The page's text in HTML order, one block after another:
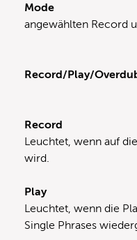
Mode
angewählten Record
Record/Play/
Leuchtet, wenn auf
wird.
Leuchtet, wenn die
Single Phrases